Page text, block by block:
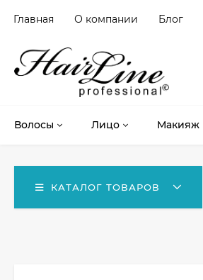
Главная О компании Блог
Волосы Лицо Макияж
КАТАЛОГ ТОВАРОВ